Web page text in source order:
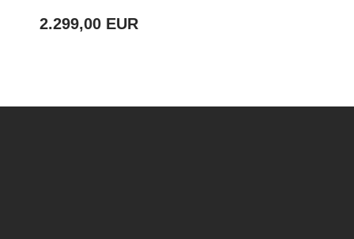
2.299,00 EUR